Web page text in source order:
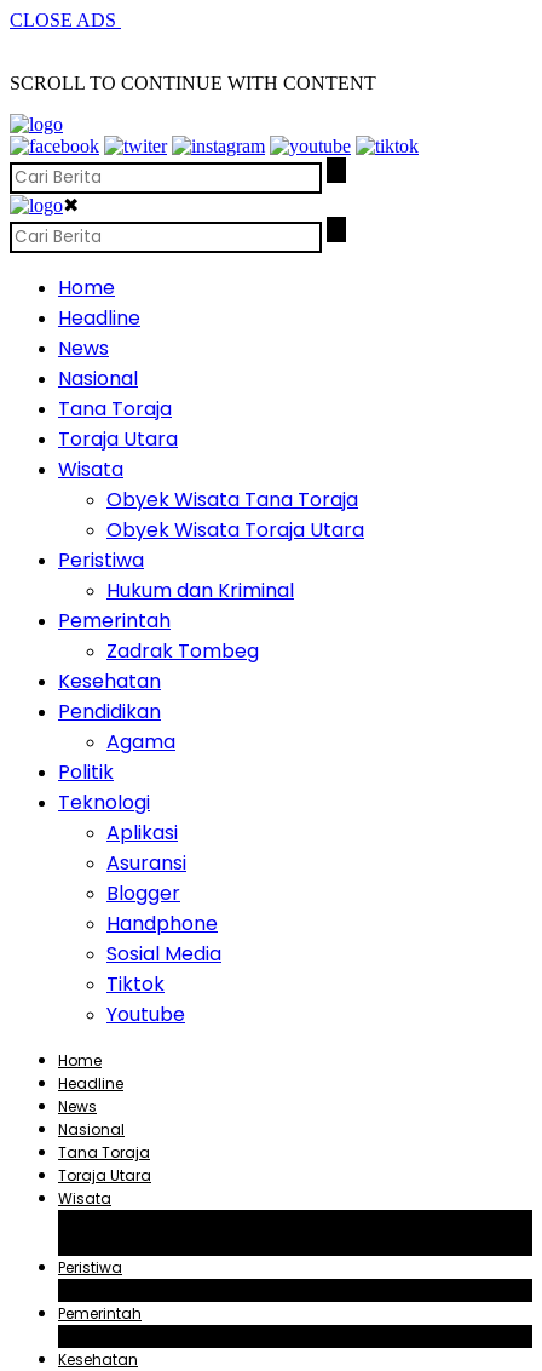
CLOSE ADS
SCROLL TO CONTINUE WITH CONTENT
✖
Home
Headline
News
Nasional
Tana Toraja
Toraja Utara
Wisata
Obyek Wisata Tana Toraja
Obyek Wisata Toraja Utara
Peristiwa
Hukum dan Kriminal
Pemerintah
Zadrak Tombeg
Kesehatan
Pendidikan
Agama
Politik
Teknologi
Aplikasi
Asuransi
Blogger
Handphone
Sosial Media
Tiktok
Youtube
Home
Headline
News
Nasional
Tana Toraja
Toraja Utara
Wisata
Peristiwa
Pemerintah
Kesehatan